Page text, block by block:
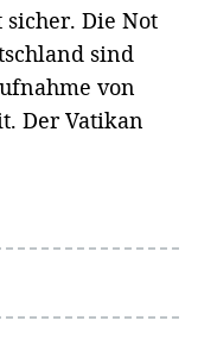
Die Not
sind
von
Der Vatikan